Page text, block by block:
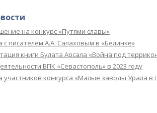
на конкурс «Путями славы»
с писателем А.А. Салаховым в «Белинке»
книги Булата Арсала «Война под
ВПК «Севастополь» в 2023 году
участников конкурса «Малые заводы Урала в